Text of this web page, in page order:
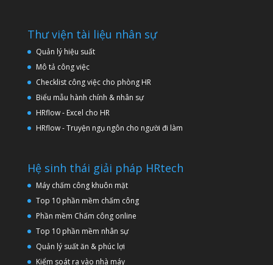
Thư viện tài liệu nhân sự
Quản lý hiệu suất
Mô tả công việc
Checklist công việc cho phòng HR
Biểu mẫu hành chính & nhân sự
HRflow - Excel cho HR
HRflow - Truyện ngụ ngôn cho người đi làm
Hệ sinh thái giải pháp HRtech
Máy chấm công khuôn mặt
Top 10 phần mềm chấm công
Phần mềm Chấm công online
Top 10 phần mềm nhân sự
Quản lý suất ăn & phúc lợi
Kiểm soát ra vào nhà máy